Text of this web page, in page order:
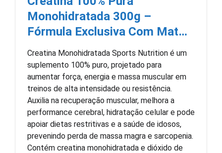
Monohidratada 300g –
Fórmula Exclusiva Com Mat…
Creatina Monohidratada Sports Nutrition é um
suplemento 100% puro, projetado para
aumentar força, energia e massa muscular em
treinos de alta intensidade ou resistência.
Auxilia na recuperação muscular, melhora a
performance cerebral, hidratação celular e pode
apoiar dietas restritivas e a saúde de idosos,
prevenindo perda de massa magra e sarcopenia.
Contém creatina monohidratada e dióxido de